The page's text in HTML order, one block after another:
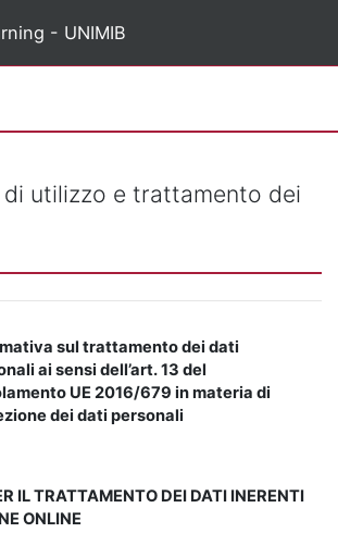
- UNIMIB
utilizzo e trattamento dei
sul trattamento dei dati
ai sensi dell’art. 13 del
UE 2016/679 in materia di
dei dati personali
IL TRATTAMENTO DEI DATI INERENTI
ONLINE